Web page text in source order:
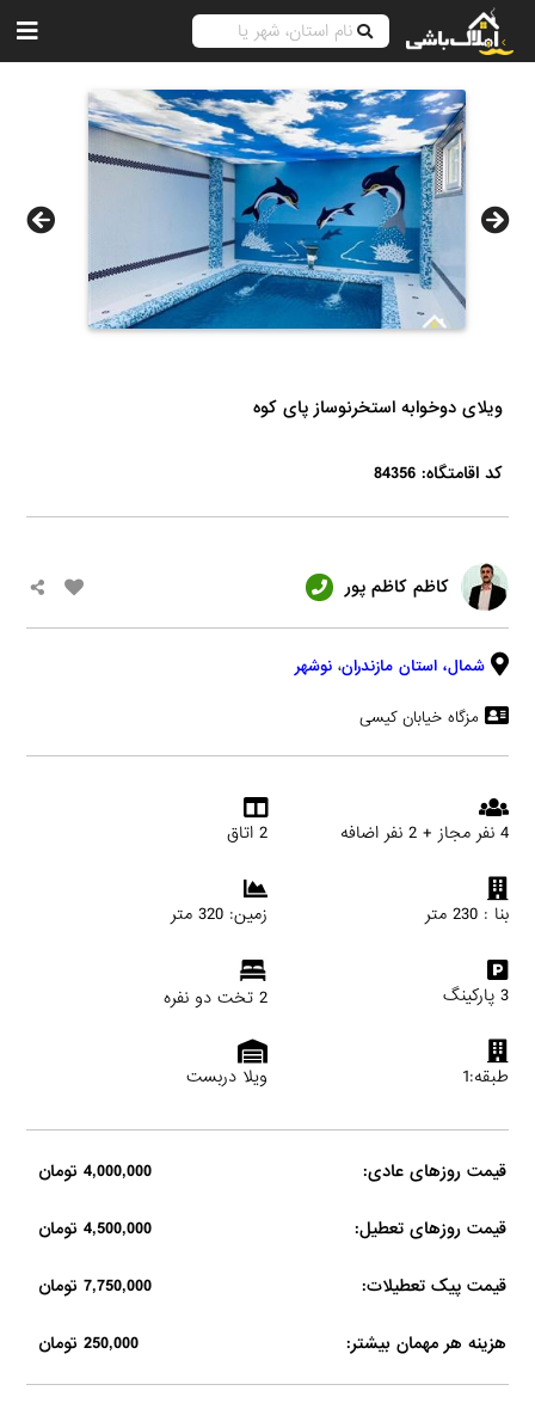
ویلای دوخوابه استخرنوساز پای کوه
کد اقامتگاه: 84356
کاظم کاظم پور
شمال، استان مازندران، نوشهر
مزگاه خیابان کیسی
4 نفر مجاز + 2 نفر اضافه 2 اتاق
بنا : 230 متر زمین: 320 متر
3 پارکینگ 2 تخت دو نفره
طبقه:1 ویلا دربست
قیمت روزهای عادی: 4,000,000 تومان
قیمت روزهای تعطیل: 4,500,000 تومان
قیمت پیک تعطیلات: 7,750,000 تومان
هزینه هر مهمان بیشتر: 250,000 تومان